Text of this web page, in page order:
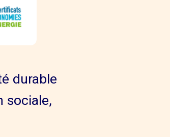
durable
sociale,